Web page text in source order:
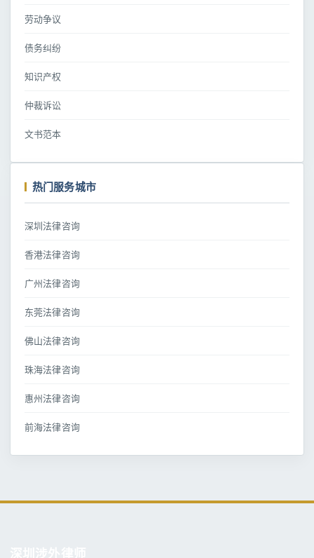
劳动争议
债务纠纷
知识产权
仲裁诉讼
文书范本
热门服务城市
深圳法律咨询
香港法律咨询
广州法律咨询
东莞法律咨询
佛山法律咨询
珠海法律咨询
惠州法律咨询
前海法律咨询